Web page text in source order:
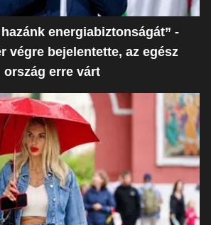
energiabiztonságát” -
végre bejelentette, az egész
ország erre várt